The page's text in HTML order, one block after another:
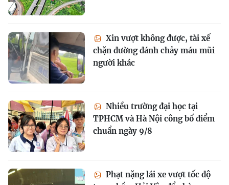
Xin vượt không được, tài xế
chặn đường đánh chảy máu mũi
người khác
Nhiều trường đại học tại
TPHCM và Hà Nội công bố điểm
chuẩn ngày 9/8
Phạt nặng lái xe vượt tốc độ